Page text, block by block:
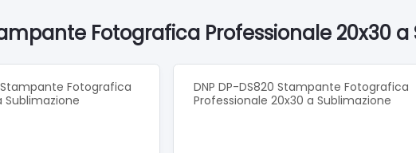
x 174 x 395 mm
v.10.6 o successivo, Windows 7 o successivo
Fotografica Professionale 20x30
Stampante Fotografica
Sublimazione
DNP DP-DS820 Stampante Fotografica
Professionale 20x30 a Sublimazione